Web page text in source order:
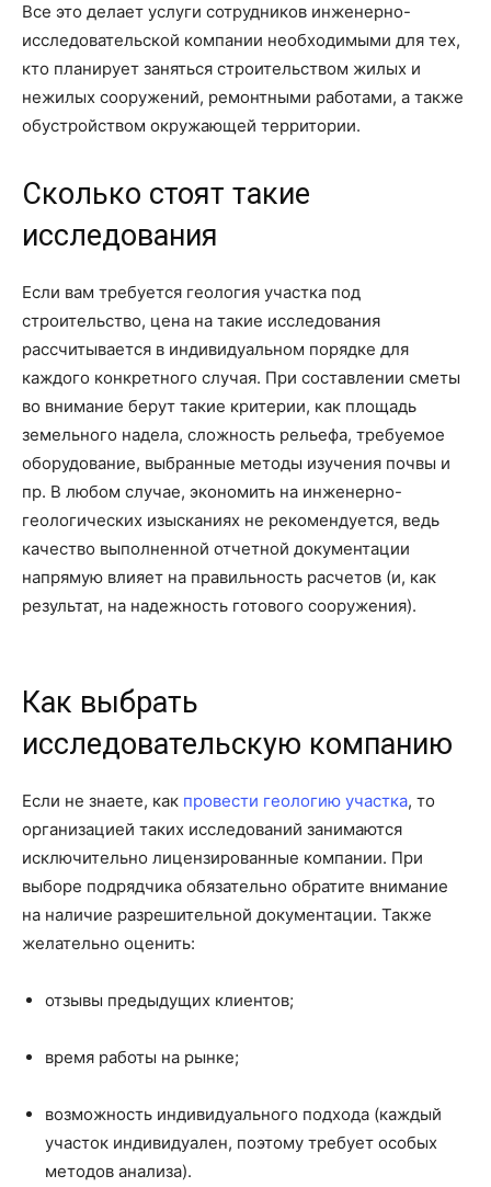
Все это делает услуги сотрудников инженерно-
исследовательской компании необходимыми для тех,
кто планирует заняться строительством жилых и
нежилых сооружений, ремонтными работами, а также
обустройством окружающей территории.
Сколько стоят такие
исследования
Если вам требуется геология участка под
строительство, цена на такие исследования
рассчитывается в индивидуальном порядке для
каждого конкретного случая. При составлении сметы
во внимание берут такие критерии, как площадь
земельного надела, сложность рельефа, требуемое
оборудование, выбранные методы изучения почвы и
пр. В любом случае, экономить на инженерно-
геологических изысканиях не рекомендуется, ведь
качество выполненной отчетной документации
напрямую влияет на правильность расчетов (и, как
результат, на надежность готового сооружения).
Как выбрать
исследовательскую компанию
Если не знаете, как провести геологию участка, то
организацией таких исследований занимаются
исключительно лицензированные компании. При
выборе подрядчика обязательно обратите внимание
на наличие разрешительной документации. Также
желательно оценить:
отзывы предыдущих клиентов;
время работы на рынке;
возможность индивидуального подхода (каждый
участок индивидуален, поэтому требует особых
методов анализа).